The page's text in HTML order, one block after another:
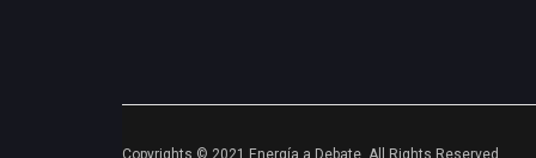
Copyrights © 2021 Energía a Debate. All Rights Reserved.